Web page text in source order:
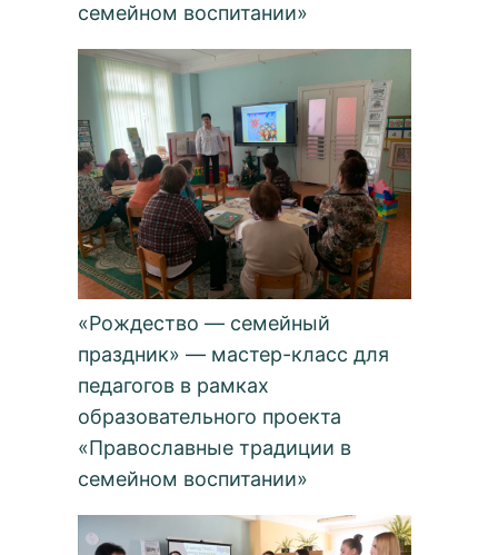
семейном воспитании»
«Рождество — семейный
праздник» — мастер-класс для
педагогов в рамках
образовательного проекта
«Православные традиции в
семейном воспитании»